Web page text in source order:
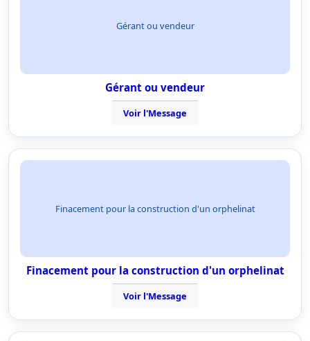
Gérant ou vendeur
Gérant ou vendeur
Voir l'Message
Finacement pour la construction d'un orphelinat
Finacement pour la construction d'un orphelinat
Voir l'Message